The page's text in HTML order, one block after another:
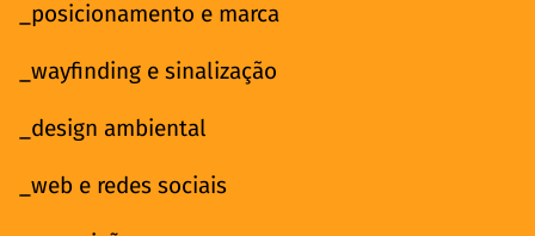
_posicionamento e marca
_wayfinding e sinalização
_design ambiental
_web e redes sociais